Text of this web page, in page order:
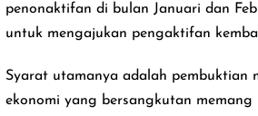
penonaktifan di bulan Januari dan
untuk mengajukan pengaktifan
Syarat utamanya adalah pembuktian
ekonomi yang bersangkutan